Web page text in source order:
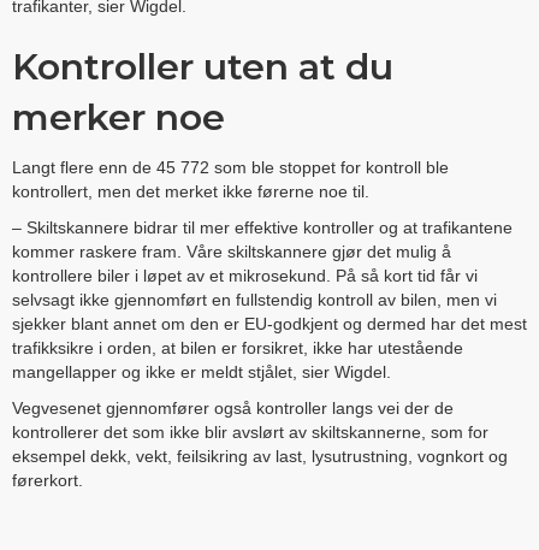
trafikanter, sier Wigdel.
Kontroller uten at du
merker noe
Langt flere enn de 45 772 som ble stoppet for kontroll ble
kontrollert, men det merket ikke førerne noe til.
– Skiltskannere bidrar til mer effektive kontroller og at trafikantene
kommer raskere fram. Våre skiltskannere gjør det mulig å
kontrollere biler i løpet av et mikrosekund. På så kort tid får vi
selvsagt ikke gjennomført en fullstendig kontroll av bilen, men vi
sjekker blant annet om den er EU-godkjent og dermed har det mest
trafikksikre i orden, at bilen er forsikret, ikke har utestående
mangellapper og ikke er meldt stjålet, sier Wigdel.
Vegvesenet gjennomfører også kontroller langs vei der de
kontrollerer det som ikke blir avslørt av skiltskannerne, som for
eksempel dekk, vekt, feilsikring av last, lysutrustning, vognkort og
førerkort.